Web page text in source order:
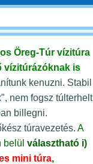
Öreg-Túr vízitúra
vízitúrázóknak is
kenuzni. Stabil
nem fogsz túlterhelt
billegni.
túravezetés. A
belül választható i)
mini túra,